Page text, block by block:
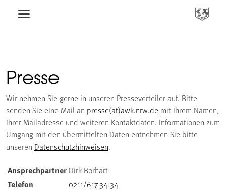
Presse
Wir nehmen Sie gerne in unseren Presseverteiler auf. Bitte
senden Sie eine Mail an presse(at)awk.nrw.de mit Ihrem Namen,
Ihrer Mailadresse und weiteren Kontaktdaten. Informationen zum
Umgang mit den übermittelten Daten entnehmen Sie bitte
unseren Datenschutzhinweisen.
Ansprechpartner Dirk Borhart
Telefon 0211/617 34-34